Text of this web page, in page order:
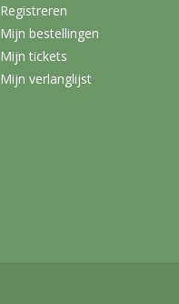
Registreren
Mijn bestellingen
Mijn tickets
Mijn verlanglijst